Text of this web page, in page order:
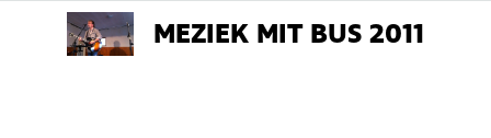
MEZIEK MIT BUS 2011